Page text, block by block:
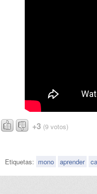
+3 (9 votos)
Etiquetas: mono aprender